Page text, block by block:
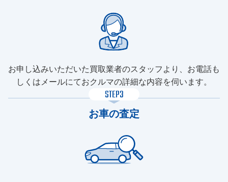
お申し込みいただいた買取業者のスタッフより、お電話も
しくはメールにておクルマの詳細な内容を伺います。
STEP3
お車の査定